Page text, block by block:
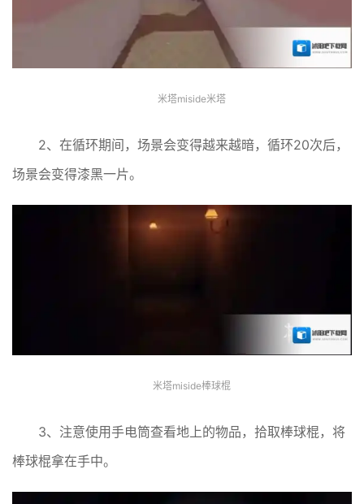
米塔miside米塔
2、在循环期间，场景会变得越来越暗，循环20次后，
场景会变得漆黑一片。
米塔miside棒球棍
3、注意使用手电筒查看地上的物品，拾取棒球棍，将
棒球棍拿在手中。